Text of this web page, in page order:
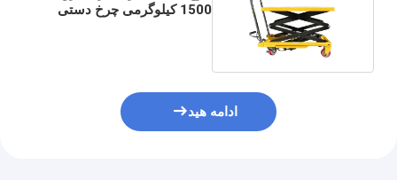
1500 کیلوگرمی چرخ دستی
ادامه هید